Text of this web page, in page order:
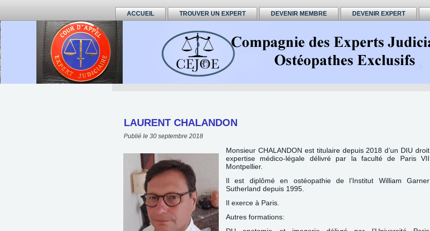
ACCUEIL TROUVER UN EXPERT DEVENIR MEMBRE DEVENIR EXPERT
LAURENT CHALANDON
Publié le 30 septembre 2018
Monsieur CHALANDON est titulaire depuis 2018 d’un DIU droit
expertise médico-légale délivré par la faculté de Paris VII
Montpellier.
Il est diplômé en ostéopathie de l’Institut William Garner
Sutherland depuis 1995.
Il exerce à Paris.
Autres formations: